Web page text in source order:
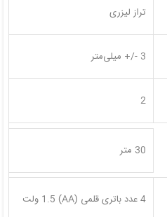
تراز لیزری
3 -/+ میلی‌متر
2
30 متر
4 عدد باتری قلمی (AA) 1.5 ولت